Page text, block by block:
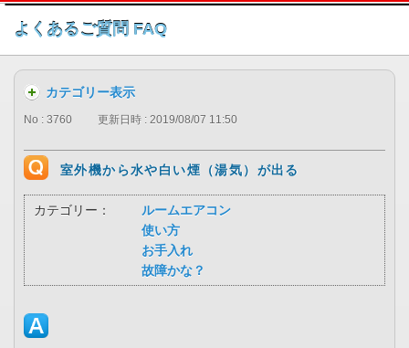
このページの本文へ
よくあるご質問 FAQ
カテゴリー表示
No : 3760 更新日時 : 2019/08/07 11:50
室外機から水や白い煙（湯気）が出る
カテゴリー：
ルームエアコン
使い方
お手入れ
故障かな？